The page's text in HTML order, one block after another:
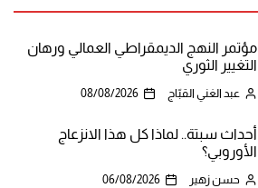
مؤتمر النهج الديمقراطي العمالي ورهان
التغيير الثوري
عبد الغني القبّاج 08/08/2026
أحداث سبتة.. لماذا كل هذا الانزعاج
الأوروبي؟
حسن زهير 06/08/2026